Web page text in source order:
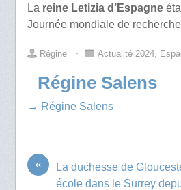
La reine Letizia d’Espagne
Journée mondiale de
Régine ⋅ Actualité 2024,
Régine Salens
→ Régine Salens
«
La duchesse de
école dans le Surrey